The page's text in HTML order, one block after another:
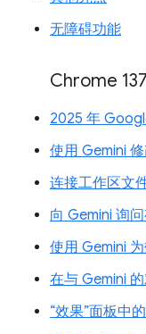
无障碍功能
Chrome 137
2025 年
使用 Gemini
连接工作区文
向 Gemini 询
使用 Gemini
在与 Gemini
“效果”面板中